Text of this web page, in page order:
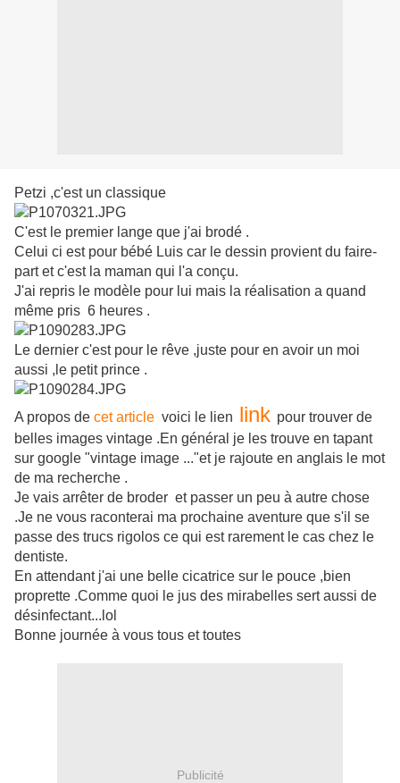
Petzi ,c'est un classique
C'est le premier lange que j'ai brodé .
Celui ci est pour bébé Luis car le dessin provient du faire-
part et c'est la maman qui l'a conçu.
J'ai repris le modèle pour lui mais la réalisation a quand
même pris 6 heures .
Le dernier c'est pour le rêve ,juste pour en avoir un moi
aussi ,le petit prince .
A propos de cet article voici le lien link pour trouver de
belles images vintage .En général je les trouve en tapant
sur google "vintage image ..."et je rajoute en anglais le mot
de ma recherche .
Je vais arrêter de broder et passer un peu à autre chose
.Je ne vous raconterai ma prochaine aventure que s'il se
passe des trucs rigolos ce qui est rarement le cas chez le
dentiste.
En attendant j'ai une belle cicatrice sur le pouce ,bien
proprette .Comme quoi le jus des mirabelles sert aussi de
désinfectant...lol
Bonne journée à vous tous et toutes
Publicité